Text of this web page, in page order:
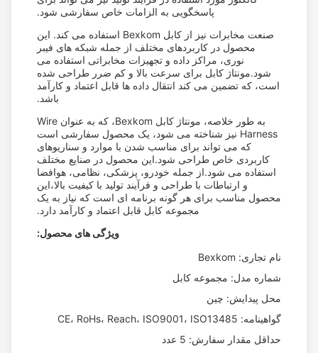
پاسخگویی به الزامات خاص سفارشی شود.
صنعت مخابرات نیز از کابل Bexkom استفاده می کند. این
محصول در کاربردهای مختلف از جمله شبکه های فیبر
نوری، مراکز داده و تجهیزات مخابراتی استفاده می
شود.مونتاژ کابل برای سرعت بالا و کم ضرر طراحی شده
است، که تضمین می کند انتقال داده ها قابل اعتماد و کارآمد
به طور خلاصه، مونتاژ کابل Bexkom، که به عنوان Wire
Harness نیز شناخته می شود، یک محصول سفارشی است
که می تواند برای مناسب شدن با موارد و سناریوهای
کاربردی خاص طراحی شود.این محصول در صنایع مختلف
استفاده می شود.از جمله خودرو، پزشکی، نظامی، هوافضا
و ارتباطات با طراحی و فرآیند تولید با کیفیت بالا،این
محصول مناسب برای هر گونه برنامه ای است که نیاز به یک
مجموعه کابل قابل اعتماد و کارآمد دارد.
ویژگی های محصول:
نام تجاری: Bexkom
شماره مدل: مجموعه کابل
محل پیدایش: چین
گواهینامه: CE، RoHs، Reach، ISO9001، ISO13485
حداقل مقدار سفارش: 5 عدد